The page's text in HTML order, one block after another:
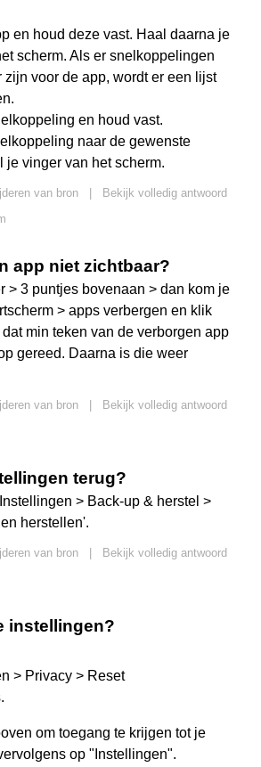
en houd deze vast. Haal daarna je
scherm. Als er snelkoppelingen
zijn voor de app, wordt er een lijst
en houd vast.
naar de gewenste
je vinger van het scherm.
van bron
Bekijk volledig antwoord
app niet zichtbaar?
> 3 puntjes bovenaan > dan kom je
> apps verbergen en klik
min teken van de verborgen app
gereed. Daarna is die weer
van bron
Bekijk volledig antwoord
terug?
> Back-up & herstel >
herstellen'.
van bron
Bekijk volledig antwoord
instellingen?
> Privacy > Reset
om toegang te krijgen tot je
op "Instellingen".